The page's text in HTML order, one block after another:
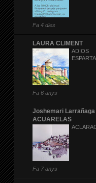
Fa 4 dies
LAURA CLIMENT
ADIOS
Fa 6 anys
Joshemari Larrañaga
ACUARELAS
Fa 7 anys